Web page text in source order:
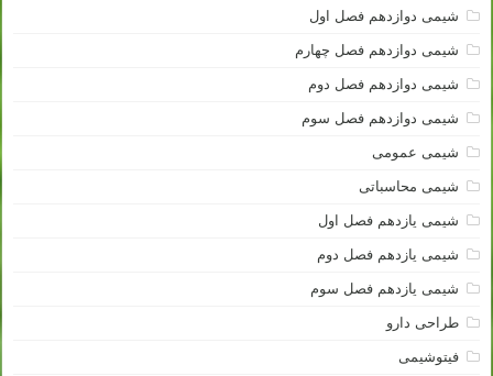
شیمی دوازدهم فصل اول
شیمی دوازدهم فصل چهارم
شیمی دوازدهم فصل دوم
شیمی دوازدهم فصل سوم
شیمی عمومی
شیمی محاسباتی
شیمی یازدهم فصل اول
شیمی یازدهم فصل دوم
شیمی یازدهم فصل سوم
طراحی دارو
فیتوشیمی